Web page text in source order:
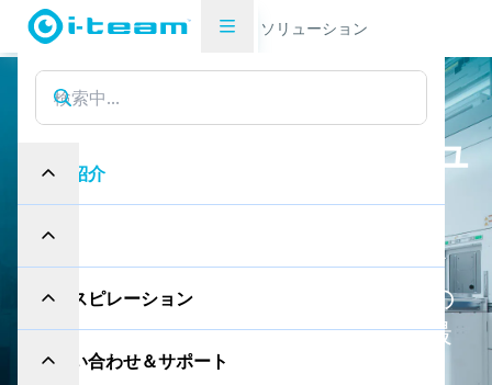
製品紹介
産業
インスピレーション
お問い合わせ＆サポート
製品紹介 クリーンルーム・ソリューション
リ
ュ
ーション
専用のバキュームクリーナーやスク
ラバードライヤーなど、i-solutionの
クリーンルームソリューションで最
高水準の衛生を維持します。